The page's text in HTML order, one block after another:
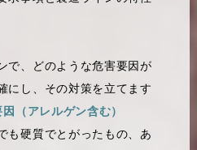
で、どのような危害要因が
にし、その対策を立てます
（アレルゲン含む）
も硬質でとがったもの、あ